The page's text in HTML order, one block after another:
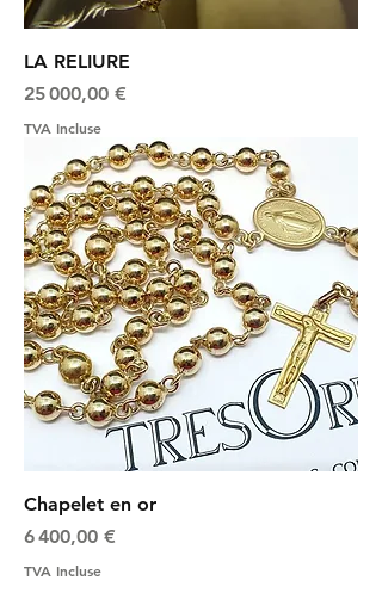
LA RELIURE
Prix
25 000,00 €
TVA Incluse
Chapelet en or
Prix
6 400,00 €
TVA Incluse